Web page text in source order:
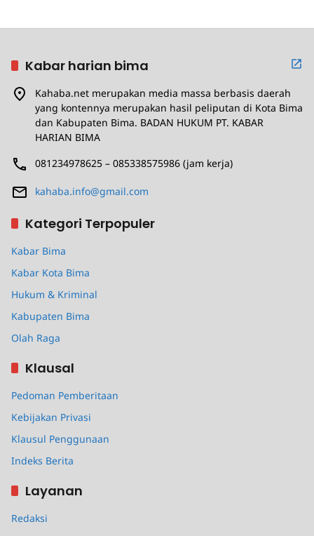
Kabar harian bima
Kahaba.net merupakan media massa berbasis daerah
yang kontennya merupakan hasil peliputan di Kota Bima
dan Kabupaten Bima. BADAN HUKUM PT. KABAR
HARIAN BIMA
081234978625 – 085338575986 (jam kerja)
kahaba.info@gmail.com
Kategori Terpopuler
Kabar Bima
Kabar Kota Bima
Hukum & Kriminal
Kabupaten Bima
Olah Raga
Klausal
Pedoman Pemberitaan
Kebijakan Privasi
Klausul Penggunaan
Indeks Berita
Layanan
Redaksi